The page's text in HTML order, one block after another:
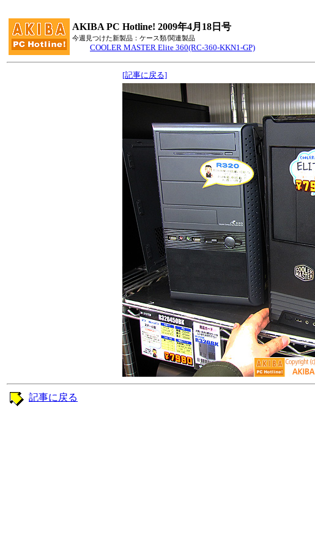
AKIBA PC Hotline! 2009年4月18日号
今週見つけた新製品：ケース類/関連製品
COOLER MASTER Elite 360(RC-360-KKN1-GP)
[記事に戻る]
記事に戻る